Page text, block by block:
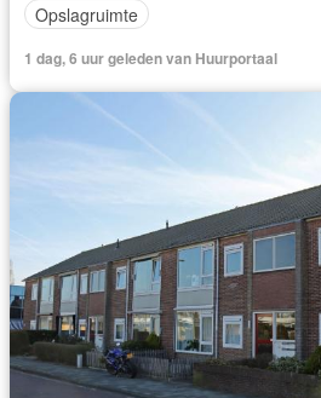
Opslagruimte
1 dag, 6 uur geleden van Huurportaal